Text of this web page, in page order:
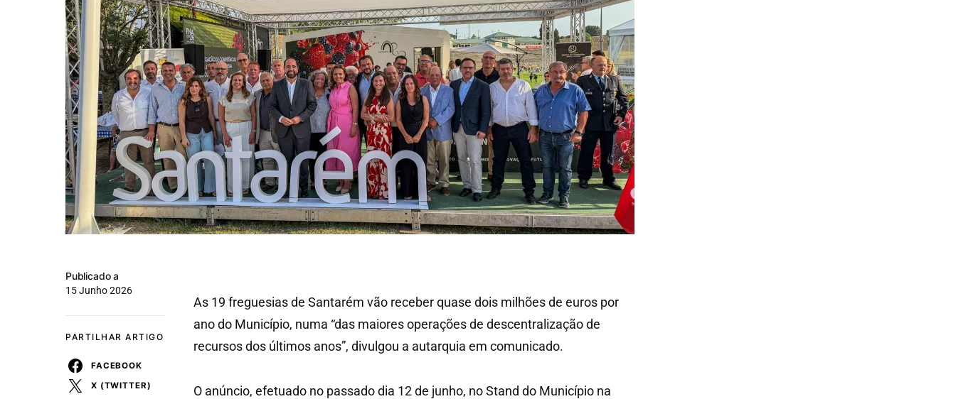
Publicado a
15 Junho 2026
PARTILHAR ARTIGO
FACEBOOK
X (TWITTER)
As 19 freguesias de Santarém vão receber quase dois milhões de euros por
ano do Município, numa “das maiores operações de descentralização de
recursos dos últimos anos”, divulgou a autarquia em comunicado.
O anúncio, efetuado no passado dia 12 de junho, no Stand do Município na